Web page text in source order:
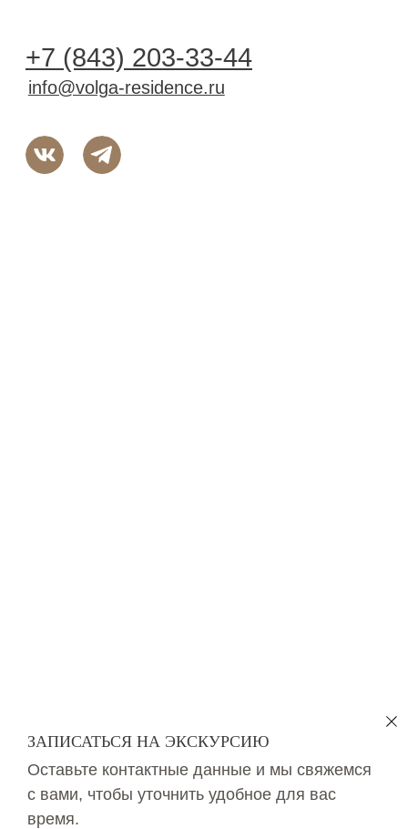
ЗАПИСАТЬСЯ НА ЭКСКУРСИЮ
Оставьте контактные данные и мы свяжемся
с вами, чтобы уточнить удобное для вас
время.